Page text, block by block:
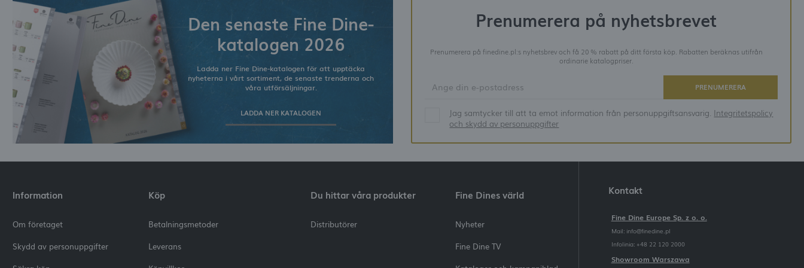
Den senaste Fine Dine-
katalogen 2026
Ladda ner Fine Dine-katalogen för att upptäcka
nyheterna i vårt sortiment, de senaste trenderna och
våra utförsäljningar.
LADDA NER KATALOGEN
Prenumerera på nyhetsbrevet
Prenumerera på finedine.pl:s nyhetsbrev och få 20 % rabatt på ditt första köp. Rabatten beräknas utifrån
ordinarie katalogpriser.
PRENUMERERA
Jag samtycker till att ta emot information från personuppgiftsansvarig. Integritetspolicy
och skydd av personuppgifter
Information
Om företaget
Skydd av personuppgifter
Köp
Betalningsmetoder
Leverans
Du hittar våra produkter
Distributörer
Fine Dines värld
Nyheter
Fine Dine TV
Kontakt
Fine Dine Europe Sp. z o. o.
Mail: info@finedine.pl
Infolinia: +48 22 120 2000
Showroom Warszawa